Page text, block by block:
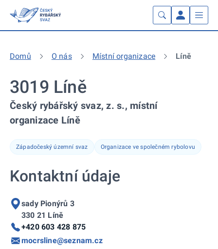
Domů O nás Místní organizace Líně
3019 Líně
Český rybářský svaz, z. s., místní
organizace Líně
Západočeský územní svaz Organizace ve společném rybolovu
Kontaktní údaje
sady Pionýrů 3
330 21 Líně
+420 603 428 875
mocrsline@seznam.cz